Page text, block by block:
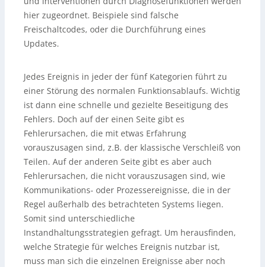
hier zugeordnet. Beispiele sind falsche
Freischaltcodes, oder die Durchführung eines
Updates.
Jedes Ereignis in jeder der fünf Kategorien führt zu
einer Störung des normalen Funktionsablaufs. Wichtig
ist dann eine schnelle und gezielte Beseitigung des
Fehlers. Doch auf der einen Seite gibt es
Fehlerursachen, die mit etwas Erfahrung
vorauszusagen sind, z.B. der klassische Verschleiß von
Teilen. Auf der anderen Seite gibt es aber auch
Fehlerursachen, die nicht vorauszusagen sind, wie
Kommunikations- oder Prozessereignisse, die in der
Regel außerhalb des betrachteten Systems liegen.
Somit sind unterschiedliche
Instandhaltungsstrategien gefragt. Um herausfinden,
welche Strategie für welches Ereignis nutzbar ist,
muss man sich die einzelnen Ereignisse aber noch